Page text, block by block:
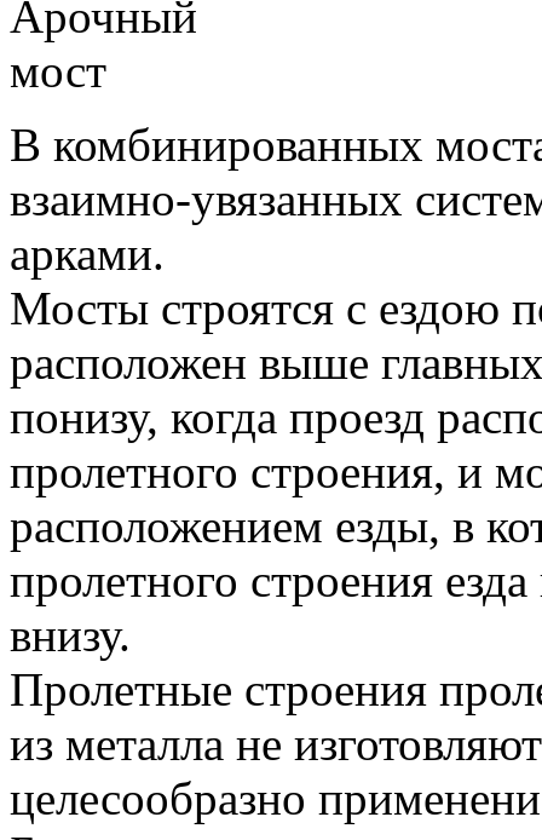
В комбинированных
взаимно-увязанных
арками.
Мосты строятся с ездою
расположен выше
понизу, когда проезд
пролетного строения, и
расположением езды, в
пролетного строения
внизу.
Пролетные строения
из металла не
целесообразно